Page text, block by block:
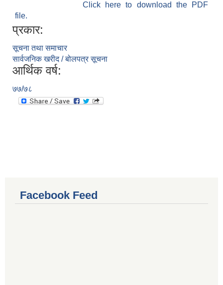
Click here to download the PDF
file.
प्रकार:
सूचना तथा समाचार
सार्वजनिक खरीद / बोलपत्र सूचना
आर्थिक वर्ष:
७७/७८
Facebook Feed